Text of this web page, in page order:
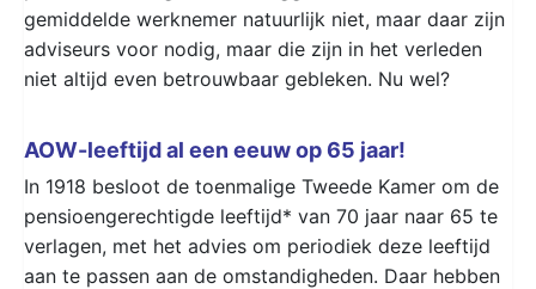
gemiddelde werknemer natuurlijk niet, maar daar zijn
adviseurs voor nodig, maar die zijn in het verleden
niet altijd even betrouwbaar gebleken. Nu wel?
AOW-leeftijd al een eeuw op 65 jaar!
In 1918 besloot de toenmalige Tweede Kamer om de
pensioengerechtigde leeftijd* van 70 jaar naar 65 te
verlagen, met het advies om periodiek deze leeftijd
aan te passen aan de omstandigheden. Daar hebben